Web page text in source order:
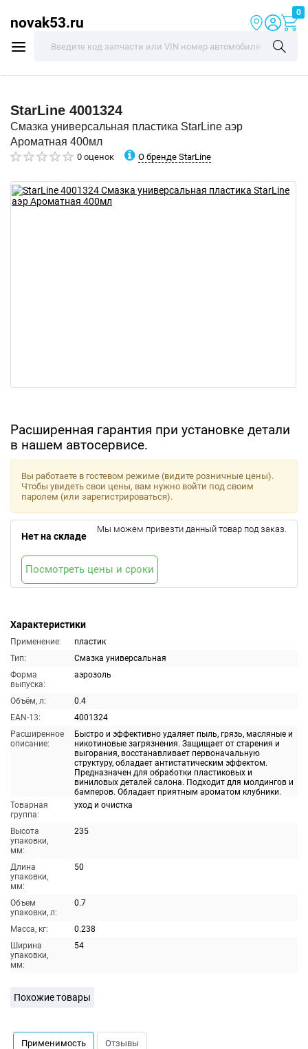
novak53.ru
0
StarLine 4001324
Смазка универсальная пластика StarLine аэр
Ароматная 400мл
0 оценок О бренде StarLine
Расширенная гарантия при установке детали
в нашем автосервисе.
Характеристики
Применение:
пластик
Тип:
Смазка универсальная
Форма
выпуска:
аэрозоль
Объём, л:
0.4
EAN-13:
4001324
Расширенное
описание:
Быстро и эффективно удаляет пыль, грязь, масляные и
никотиновые загрязнения. Защищает от старения и
выгорания, восстанавливает первоначальную
структуру, обладает антистатическим эффектом.
Предназначен для обработки пластиковых и
виниловых деталей салона. Подходит для молдингов и
бамперов. Обладает приятным ароматом клубники.
Товарная
группа:
уход и очистка
Высота
упаковки,
мм:
235
Длина
упаковки,
мм:
50
Объем
упаковки, л:
0.7
Масса, кг:
0.238
Ширина
упаковки,
мм:
54
Вы работаете в гостевом режиме (видите розничные цены).
Чтобы увидеть свои цены, вам нужно войти под своим
паролем (или зарегистрироваться).
Нет на складе
Мы можем привезти данный товар под заказ.
Посмотреть цены и сроки
Похожие товары
Применимость Отзывы